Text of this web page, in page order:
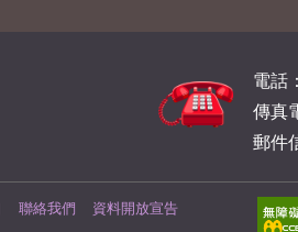
電話
傳真
郵件
聯絡我們 資料開放宣告